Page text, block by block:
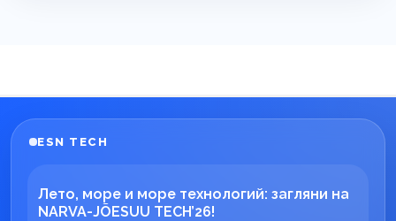
ESN TECH
Лето, море и море технологий: загляни на
NARVA-JÕESUU TECH’26!